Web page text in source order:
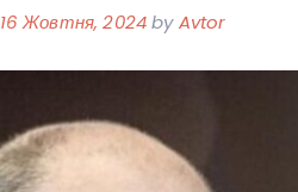
16 Жовтня, 2024byAvtor